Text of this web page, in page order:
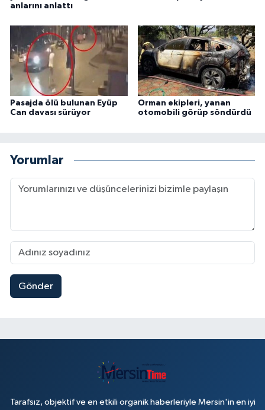
anlarını anlattı
Pasajda ölü bulunan Eyüp
Can davası sürüyor
Orman ekipleri, yanan
otomobili görüp söndürdü
Yorumlar
Gönder
Tarafsız, objektif ve en etkili organik haberleriyle Mersin'in en iyi